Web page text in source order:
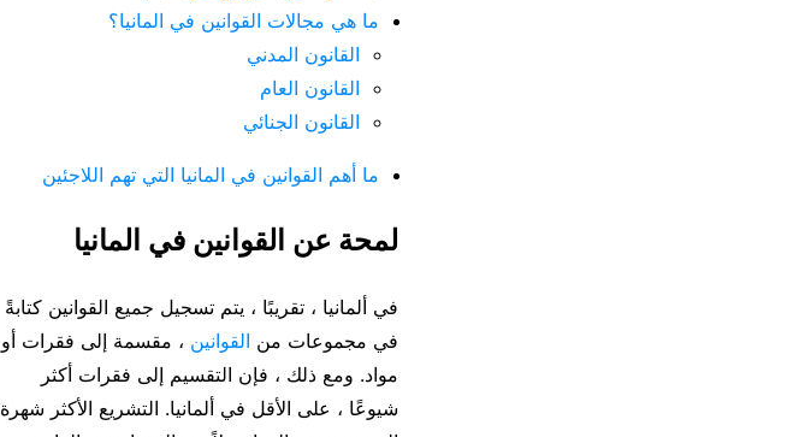
ما هي مجالات القوانين في المانيا؟
القانون المدني
القانون العام
القانون الجنائي
ما أهم القوانين في المانيا التي تهم اللاجئين
لمحة عن القوانين في المانيا
في ألمانيا ، تقريبًا ، يتم تسجيل جميع القوانين كتابةً
في مجموعات من القوانين ، مقسمة إلى فقرات أو
مواد. ومع ذلك ، فإن التقسيم إلى فقرات أكثر
شيوعًا ، على الأقل في ألمانيا. التشريع الأكثر شهرة